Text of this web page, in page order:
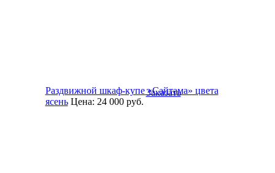
Раздвижной шкаф-купе «Сайтама» цвета
ясень Цена: 24 000руб.
Заказать